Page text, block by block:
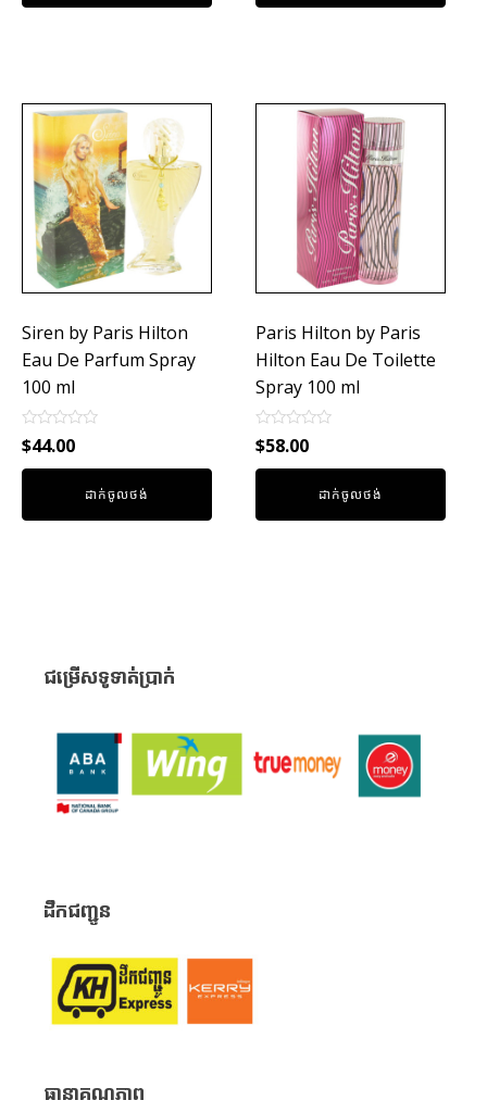
Siren by Paris Hilton
Eau De Parfum Spray
100 ml
Rated
0
out
$44.00
ដាក់ចូលថង់
Paris Hilton by Paris
Hilton Eau De Toilette
Spray 100 ml
Rated
0
out
$58.00
ដាក់ចូលថង់
ជម្រើសទូទាត់ប្រាក់
ដឹកជញ្ជូន
ធានាគុណភាព